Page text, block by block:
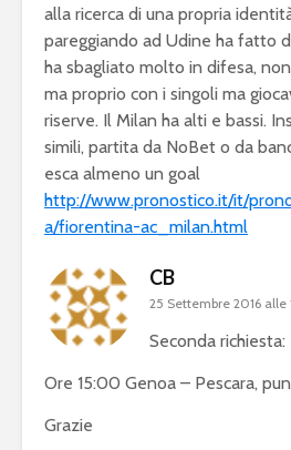
alla ricerca di una propria
pareggiando ad Udine ha fatto
ha sbagliato molto in difesa,
ma proprio con i singoli ma
riserve. Il Milan ha alti e bassi.
simili, partita da NoBet o da
esca almeno un goal
http://www.pronostico.it/it/
a/fiorentina-ac_milan.html
CB
25 Settembre 2016
Seconda richiesta:
Ore 15:00 Genoa – Pescara,
Grazie